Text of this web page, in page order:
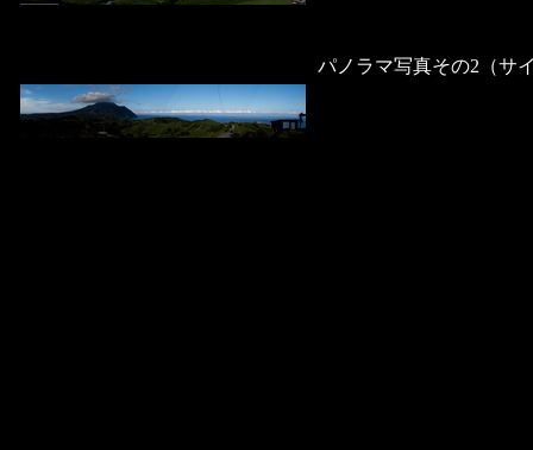
パノラマ写真その2（サ